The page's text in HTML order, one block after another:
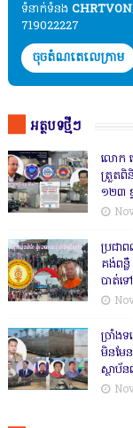
ទំនាក់ទំនង​​
719022227
ចុចតំណតេលេក្រាម
អត្ថបទថ្មីៗ
លោក
ត្រួតពិ
១២៣ ខ្
ប្រជាព
គង់ពន្
បាត់ទ
ច្រាំង
មិនមែ
ស្ថាប័